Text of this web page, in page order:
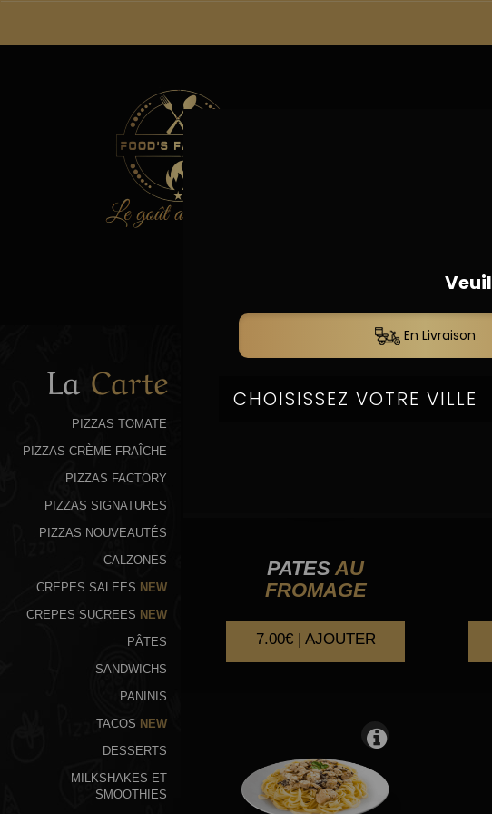
La Carte
PIZZAS TOMATE
PIZZAS CRÈME FRAÎCHE
PIZZAS FACTORY
PIZZAS SIGNATURES
PIZZAS NOUVEAUTÉS
CALZONES
CREPES SALEES NEW
CREPES SUCREES NEW
PÂTES
SANDWICHS
PANINIS
TACOS NEW
DESSERTS
MILKSHAKES ET
SMOOTHIES
PATES AU
FROMAGE
7.00€ | AJOUTER